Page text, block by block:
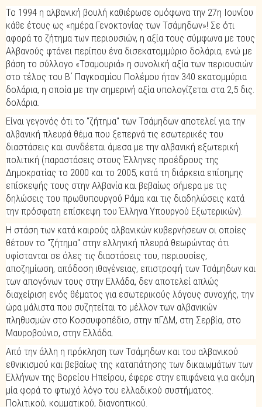
Το 1994 η αλβανική βουλή καθιέρωσε ομόφωνα την 27η Ιουνίου
κάθε έτους ως «ημέρα Γενοκτονίας των Τσάμηδων»! Σε ότι
αφορά το ζήτημα των περιουσιών, η αξία τους σύμφωνα με τους
Αλβανούς φτάνει περίπου ένα δισεκατομμύριο δολάρια, ενώ με
βάση το σύλλογο «Τσαμουριά» η συνολική αξία των περιουσιών
στο τέλος του Β΄ Παγκοσμίου Πολέμου ήταν 340 εκατομμύρια
δολάρια, η οποία με την σημερινή αξία υπολογίζεται στα 2,5 δις.
δολάρια.
Είναι γεγονός ότι το "ζήτημα" των Τσάμηδων αποτελεί για την
αλβανική πλευρά θέμα που ξεπερνά τις εσωτερικές του
διαστάσεις και συνδέεται άμεσα με την αλβανική εξωτερική
πολιτική (παραστάσεις στους Έλληνες προέδρους της
Δημοκρατίας το 2000 και το 2005, κατά τη διάρκεια επίσημης
επίσκεψής τους στην Αλβανία και βεβαίως σήμερα με τις
δηλώσεις του πρωθυπουργού Ράμα και τις διαδηλώσεις κατά
την πρόσφατη επίσκεψη του Έλληνα Υπουργού Εξωτερικών).
Η στάση των κατά καιρούς αλβανικών κυβερνήσεων οι οποίες
θέτουν το "ζήτημα" στην ελληνική πλευρά θεωρώντας ότι
υφίστανται σε όλες τις διαστάσεις του, περιουσίες,
αποζημίωση, απόδοση ιθαγένειας, επιστροφή των Τσάμηδων και
των απογόνων τους στην Ελλάδα, δεν αποτελεί απλώς
διαχείριση ενός θέματος για εσωτερικούς λόγους συνοχής, την
ώρα μάλιστα που συζητείται το μέλλον των αλβανικών
πληθυσμών στο Κοσσυφοπέδιο, στην πΓΔΜ, στη Σερβία, στο
Μαυροβούνιο, στην Ελλάδα.
Από την άλλη η πρόκληση των Τσάμηδων και του αλβανικού
εθνικισμού και βεβαίως της καταπάτησης των δικαιωμάτων των
Ελλήνων της Βορείου Ηπείρου, έφερε στην επιφάνεια για ακόμη
μία φορά το φτωχό λόγο του ελλαδικού συστήματος.
Πολιτικού, κομματικού, διανοητικού.